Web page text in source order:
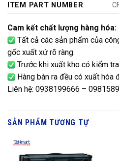
ITEM PART NUMBER
Cam kết chất lượng hàng hóa:
Tất cả các sản phẩm của
gốc xuất xứ rõ ràng.
Trước khi xuất kho có kiểm
Hàng bán ra đều có xuất hóa
Liên hệ: 0938199666 –
SẢN PHẨM TƯƠNG TỰ